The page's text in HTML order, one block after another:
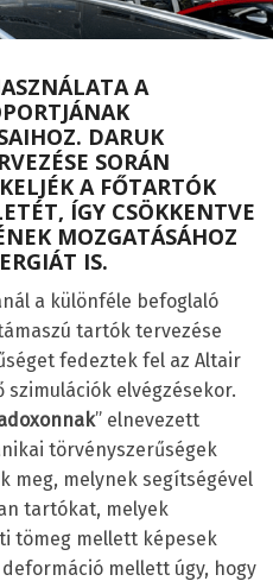
A
DARUK
SORÁN
A FŐTARTÓK
ÍGY CSÖKKENTVE
MOZGATÁSÁHOZ
IS.
a különféle befoglaló
tartók tervezése
fedeztek fel az Altair
elvégzésekor.
” elnevezett
törvényszerűségek
meg, melynek segítségével
tartókat, melyek
tömeg mellett képesek
mellett úgy, hogy